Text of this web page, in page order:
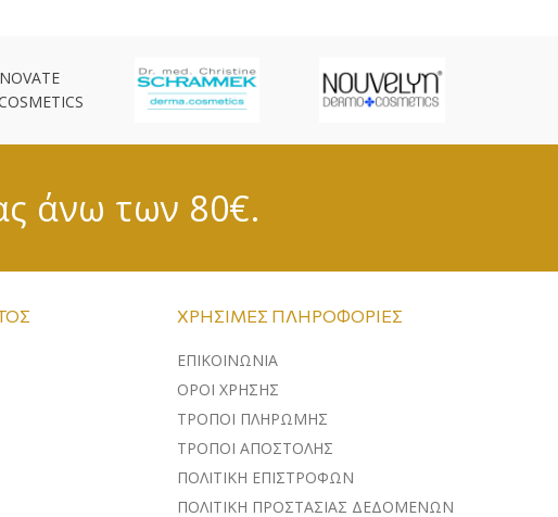
άνω των 80€.
ΧΡΉΣΙΜΕΣ ΠΛΗΡΟΦΟΡΊΕΣ
ΕΠΙΚΟΙΝΩΝΊΑ
ΌΡΟΙ ΧΡΉΣΗΣ
ΤΡΌΠΟΙ ΠΛΗΡΩΜΉΣ
ΤΡΌΠΟΙ ΑΠΟΣΤΟΛΉΣ
ΠΟΛΙΤΙΚΉ ΕΠΙΣΤΡΟΦΏΝ
ΠΟΛΙΤΙΚΉ ΠΡΟΣΤΑΣΊΑΣ ΔΕΔΟΜΈΝΩΝ